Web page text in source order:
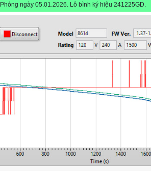
Phóng ngày 05.01.2026. Lô bình ký hiệu 241225GD